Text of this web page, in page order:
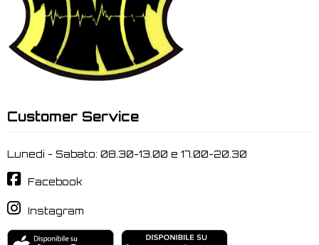
Customer Service
Lunedi - Sabato: 08.30-13.00 e 17.00-20.30
Facebook
Instagram